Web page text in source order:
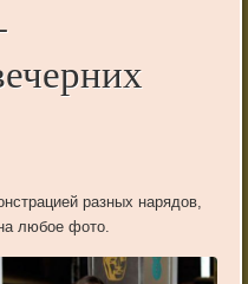
разных нарядов,
любое фото.